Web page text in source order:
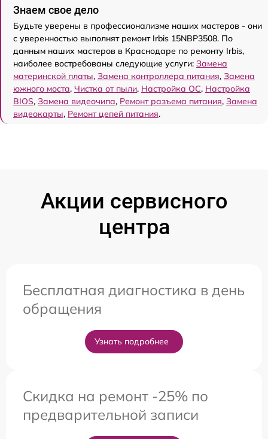
Знаем свое дело
Будьте уверены в профессионализме наших мастеров - они
с уверенностью выполнят ремонт Irbis 15NBP3508. По
данным наших мастеров в Краснодаре по ремонту Irbis,
наиболее востребованы следующие услуги: Замена
материнской платы, Замена контроллера питания, Замена
южного моста, Чистка от пыли, Настройка ОС, Настройка
BIOS, Замена видеочипа, Ремонт разъема питания, Замена
видеокарты, Ремонт цепей питания.
Акции сервисного
центра
Бесплатная диагностика в день
обращения
Узнать подробнее
Скидка на ремонт -25% по
предварительной записи